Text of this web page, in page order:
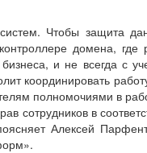
Чтобы защита
домена, где
и не всегда с
координировать
полномочиями в
сотрудников в
Алексей